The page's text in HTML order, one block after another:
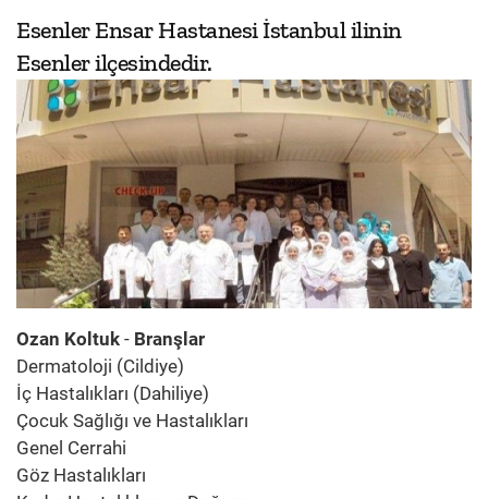
Esenler Ensar Hastanesi İstanbul ilinin
Esenler ilçesindedir.
Ozan Koltuk - Branşlar
Dermatoloji (Cildiye)
İç Hastalıkları (Dahiliye)
Çocuk Sağlığı ve Hastalıkları
Genel Cerrahi
Göz Hastalıkları